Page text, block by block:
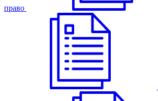
право